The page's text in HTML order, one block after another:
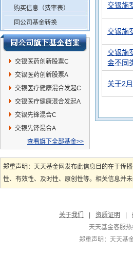
购买信息（费率表）
同公司基金转换
交银医药创新股票C
交银医药创新股票A
交银医疗健康混合发起C
交银医疗健康混合发起A
交银先锋混合C
交银先锋混合A
查看旗下全部基金>>
交银施
交银施
交银施
金不同
关于2
郑重声明：天天基金网发布此信息目的在于传
性、有效性、及时性、原创性等。相关信息并
关于我们
资质证明
天天基金客服
郑重声明： 天天基